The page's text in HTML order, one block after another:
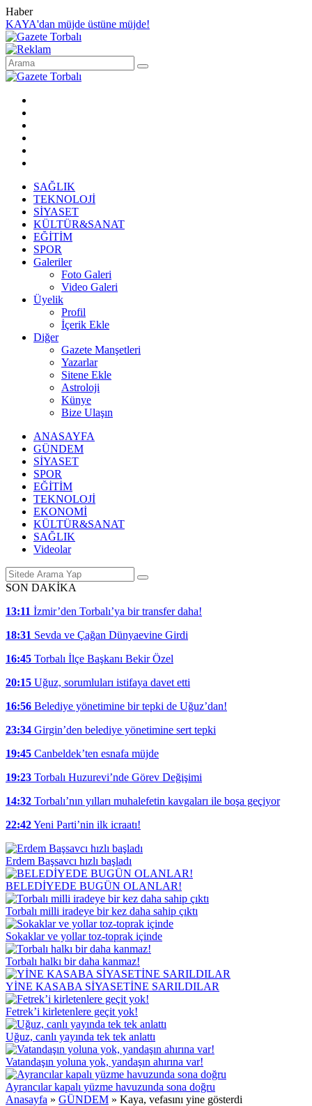
Haber
KAYA'dan müjde üstüne müjde!
SAĞLIK
TEKNOLOJİ
SİYASET
KÜLTÜR&SANAT
EĞİTİM
SPOR
Galeriler
Foto Galeri
Video Galeri
Üyelik
Profil
İçerik Ekle
Diğer
Gazete Manşetleri
Yazarlar
Sitene Ekle
Astroloji
Künye
Bize Ulaşın
ANASAYFA
GÜNDEM
SİYASET
SPOR
EĞİTİM
TEKNOLOJİ
EKONOMİ
KÜLTÜR&SANAT
SAĞLIK
Videolar
SON DAKİKA
13:11 İzmir’den Torbalı’ya bir transfer daha!
18:31 Sevda ve Çağan Dünyaevine Girdi
16:45 Torbalı İlçe Başkanı Bekir Özel
20:15 Uğuz, sorumluları istifaya davet etti
16:56 Belediye yönetimine bir tepki de Uğuz’dan!
23:34 Girgin’den belediye yönetimine sert tepki
19:45 Canbeldek’ten esnafa müjde
19:23 Torbalı Huzurevi’nde Görev Değişimi
14:32 Torbalı’nın yılları muhalefetin kavgaları ile boşa geçiyor
22:42Yeni Parti’nin ilk icraatı!
Erdem Başsavcı hızlı başladı
BELEDİYEDE BUGÜN OLANLAR!
Torbalı milli iradeye bir kez daha sahip çıktı
Sokaklar ve yollar toz-toprak içinde
Torbalı halkı bir daha kanmaz!
YİNE KASABA SİYASETİNE SARILDILAR
Fetrek’i kirletenlere geçit yok!
Uğuz, canlı yayında tek tek anlattı
Vatandaşın yoluna yok, yandaşın ahırına var!
Ayrancılar kapalı yüzme havuzunda sona doğru
Anasayfa » GÜNDEM » Kaya, vefasını yine gösterdi